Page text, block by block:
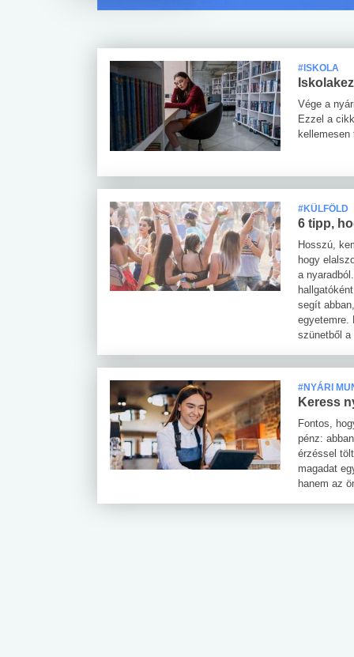
#ISKOLA
Vége a
Ezzel a
kellemesen
#KÜLFÖLD
6 tipp,
Hosszú,
hogy
a
segít
egyetemre.
szünetből a
#NYÁRI
Keress
Fontos,
pénz:
érzéssel
magadat
hanem az